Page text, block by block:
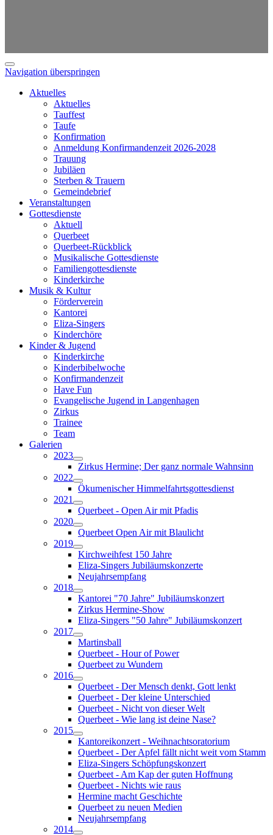
Navigation überspringen
Aktuelles
Aktuelles
Tauffest
Taufe
Konfirmation
Anmeldung Konfirmandenzeit 2026-2028
Trauung
Jubiläen
Sterben & Trauern
Gemeindebrief
Veranstaltungen
Gottesdienste
Aktuell
Querbeet
Querbeet-Rückblick
Musikalische Gottesdienste
Familiengottesdienste
Kinderkirche
Musik & Kultur
Förderverein
Kantorei
Eliza-Singers
Kinderchöre
Kinder & Jugend
Kinderkirche
Kinderbibelwoche
Konfirmandenzeit
Have Fun
Evangelische Jugend in Langenhagen
Zirkus
Trainee
Team
Galerien
2023
Zirkus Hermine; Der ganz normale Wahnsinn
2022
Ökumenischer Himmelfahrtsgottesdienst
2021
Querbeet - Open Air mit Pfadis
2020
Querbeet Open Air mit Blaulicht
2019
Kirchweihfest 150 Jahre
Eliza-Singers Jubiläumskonzerte
Neujahrsempfang
2018
Kantorei "70 Jahre" Jubiläumskonzert
Zirkus Hermine-Show
Eliza-Singers "50 Jahre" Jubiläumskonzert
2017
Martinsball
Querbeet - Hour of Power
Querbeet zu Wundern
2016
Querbeet - Der Mensch denkt, Gott lenkt
Querbeet - Der kleine Unterschied
Querbeet - Nicht von dieser Welt
Querbeet - Wie lang ist deine Nase?
2015
Kantoreikonzert - Weihnachtsoratorium
Querbeet - Der Apfel fällt nicht weit vom Stamm
Eliza-Singers Schöpfungskonzert
Querbeet - Am Kap der guten Hoffnung
Querbeet - Nichts wie raus
Hermine macht Geschichte
Querbeet zu neuen Medien
Neujahrsempfang
2014